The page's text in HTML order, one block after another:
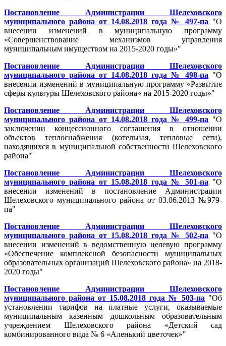
Постановление Администрации Шелеховского
муниципального района от 14.08.2018 года № 497-па "О
внесении изменений в муниципальную программу
«Совершенствование механизмов управления
муниципальным имуществом на 2015-2020 годы»"
Постановление Администрации Шелеховского
муниципального района от 14.08.2018 года № 498-па "О
внесении изменений в муниципальную программу «Развитие
сферы культуры Шелеховского района» на 2015-2020 годы»"
Постановление Администрации Шелеховского
муниципального района от 14.08.2018 года № 499-па "О
заключении концессионного соглашения в отношении
объектов теплоснабжения (котельная, тепловые сети),
находящихся в муниципальной собственности Шелеховского
района"
Постановление Администрации Шелеховского
муниципального района от 15.08.2018 года № 501-па "О
внесении изменений в постановление Администрации
Шелеховского муниципального района от 03.06.2013 №979-
па"
Постановление Администрации Шелеховского
муниципального района от 15.08.2018 года № 502-па "О
внесении изменений в ведомственную целевую программу
«Обеспечение комплексной безопасности муниципальных
образовательных организаций Шелеховского района» на 2018-
2020 годы"
Постановление Администрации Шелеховского
муниципального района от 15.08.2018 года № 503-па "Об
установлении тарифов на платные услуги, оказываемые
муниципальным казенным дошкольным образовательным
учреждением Шелеховского района «Детский сад
комбинированного вида № 6 «Аленький цветочек»"